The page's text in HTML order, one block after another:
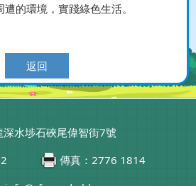
的環境，實踐綠色生活。
返回
深水埗石硤尾偉智街7號
傳真：2776 1814